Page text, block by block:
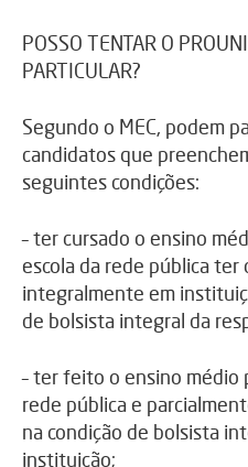
POSSO TENTAR O
PARTICULAR?
Segundo o MEC, podem
candidatos que
seguintes condições:
– ter cursado o ensino
escola da rede pública ter
integralmente em
de bolsista integral da
– ter feito o ensino médio
rede pública e
na condição de bolsista
instituição;